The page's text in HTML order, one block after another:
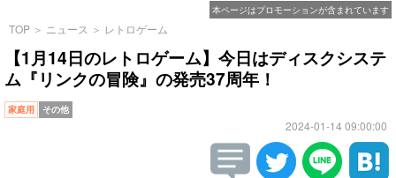
本ページはプロモーションが含まれています
TOP ＞ ニュース ＞ レトロゲーム
【1月14日のレトロゲーム】今日はディスクシステ
ム『リンクの冒険』の発売37周年！
家庭用 その他
2024-01-14 09:00:00